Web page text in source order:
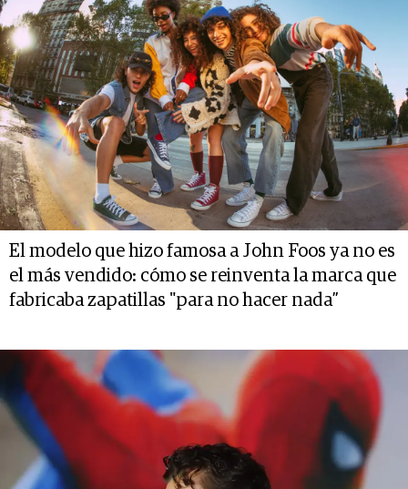
El modelo que hizo famosa a John Foos ya no es
el más vendido: cómo se reinventa la marca que
fabricaba zapatillas "para no hacer nada”